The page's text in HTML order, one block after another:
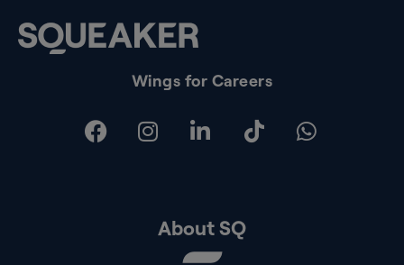
Wings for Careers
About SQ